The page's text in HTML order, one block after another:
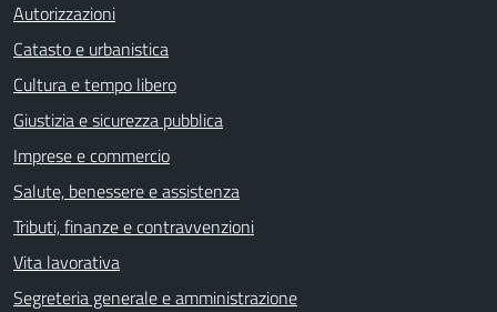
Autorizzazioni
Catasto e urbanistica
Cultura e tempo libero
Giustizia e sicurezza pubblica
Imprese e commercio
Salute, benessere e assistenza
Tributi, finanze e contravvenzioni
Vita lavorativa
Segreteria generale e amministrazione